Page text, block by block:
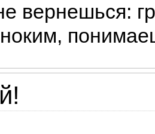
вернешься: